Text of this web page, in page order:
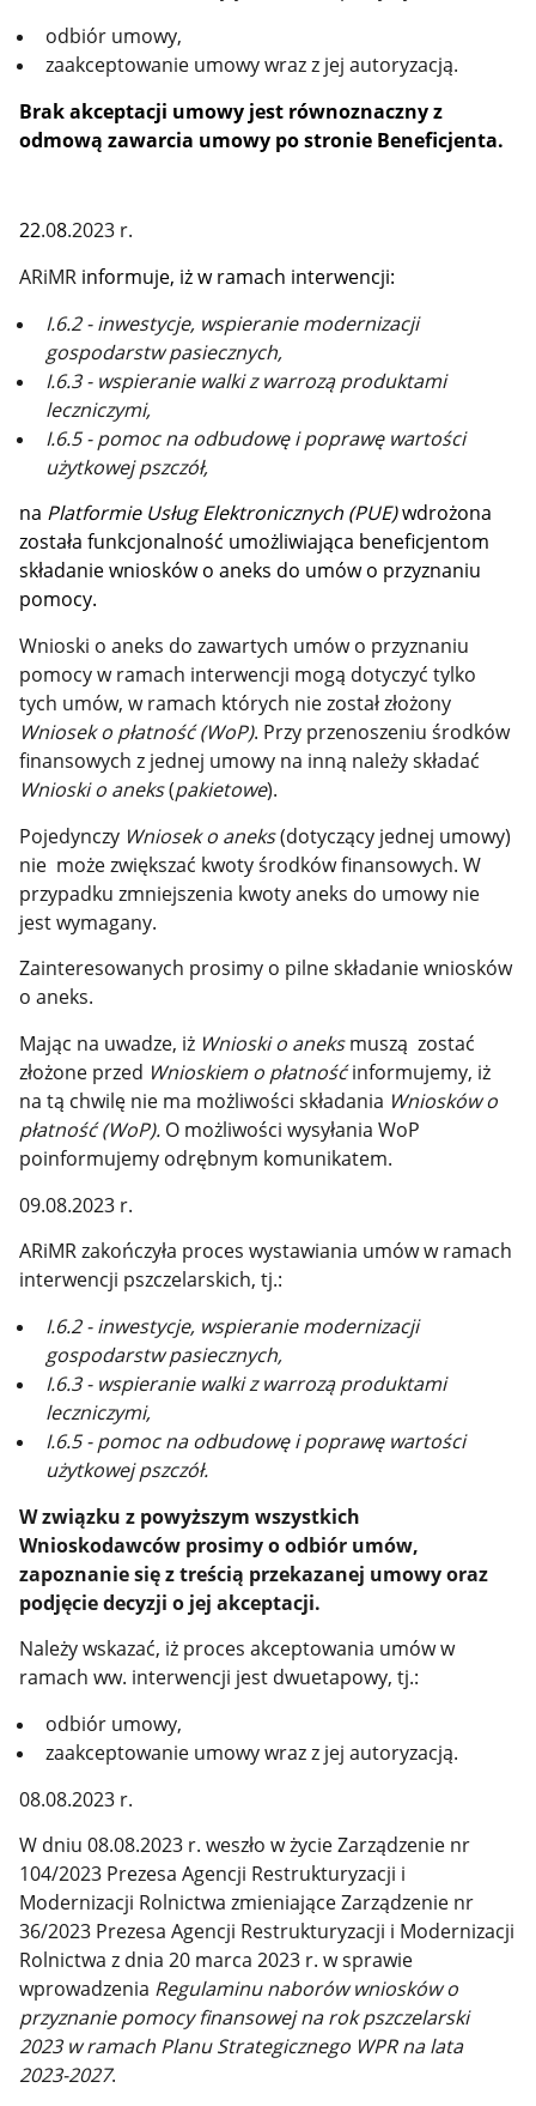
odbiór umowy,
zaakceptowanie umowy wraz z jej autoryzacją.
Brak akceptacji umowy jest równoznaczny z
odmową zawarcia umowy po stronie Beneficjenta.
22.08.2023 r.
ARiMR informuje, iż w ramach interwencji:
I.6.2 - inwestycje, wspieranie modernizacji
gospodarstw pasiecznych,
I.6.3 - wspieranie walki z warrozą produktami
leczniczymi,
I.6.5 - pomoc na odbudowę i poprawę wartości
użytkowej pszczół,
na Platformie Usług Elektronicznych (PUE)wdrożona
została funkcjonalność umożliwiająca beneficjentom
składanie wniosków o aneks do umów o przyznaniu
pomocy.
Wnioski o aneks do zawartych umów o przyznaniu
pomocy w ramach interwencji mogą dotyczyć tylko
tych umów, w ramach których nie został złożony
Wniosek o płatność (WoP). Przy przenoszeniu środków
finansowych z jednej umowy na inną należy składać
Wnioski o aneks(pakietowe).
Pojedynczy Wniosek o aneks(dotyczący jednej umowy)
nie może zwiększać kwoty środków finansowych. W
przypadku zmniejszenia kwoty aneks do umowy nie
jest wymagany.
Zainteresowanych prosimy o pilne składanie wniosków
o aneks.
Mając na uwadze, iż Wnioski o aneksmuszą zostać
złożone przed Wnioskiem o płatnośćinformujemy, iż
na tą chwilę nie ma możliwości składania Wniosków o
płatność (WoP). O możliwości wysyłania WoP
poinformujemy odrębnym komunikatem.
09.08.2023 r.
ARiMR zakończyła proces wystawiania umów w ramach
interwencji pszczelarskich, tj.:
I.6.2 - inwestycje, wspieranie modernizacji
gospodarstw pasiecznych,
I.6.3 - wspieranie walki z warrozą produktami
leczniczymi,
I.6.5 - pomoc na odbudowę i poprawę wartości
użytkowej pszczół.
W związku z powyższym wszystkich
Wnioskodawców prosimy o odbiór umów,
zapoznanie się z treścią przekazanej umowy oraz
podjęcie decyzji o jej akceptacji.
Należy wskazać, iż proces akceptowania umów w
ramach ww. interwencji jest dwuetapowy, tj.:
odbiór umowy,
zaakceptowanie umowy wraz z jej autoryzacją.
08.08.2023 r.
W dniu 08.08.2023 r. weszło w życie Zarządzenie nr
104/2023 Prezesa Agencji Restrukturyzacji i
Modernizacji Rolnictwa zmieniające Zarządzenie nr
36/2023 Prezesa Agencji Restrukturyzacji i Modernizacji
Rolnictwa z dnia 20 marca 2023 r. w sprawie
wprowadzenia Regulaminu naborów wniosków o
przyznanie pomocy finansowej na rok pszczelarski
2023 w ramach Planu Strategicznego WPR na lata
2023-2027.